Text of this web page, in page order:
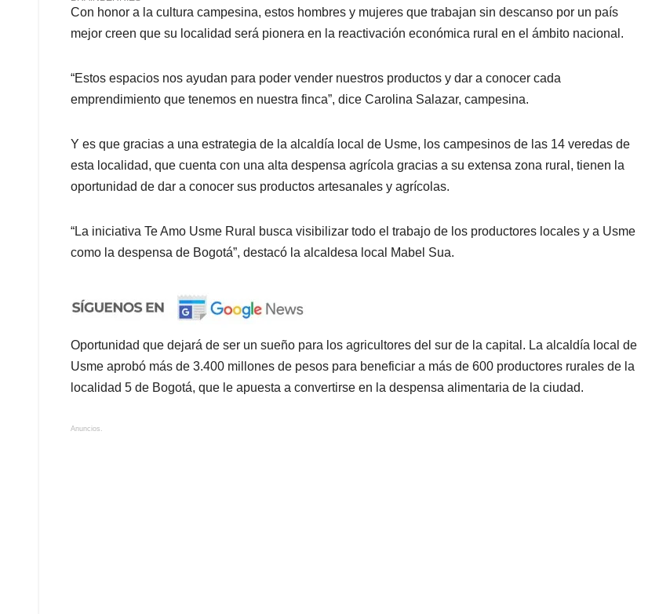
Con honor a la cultura campesina, estos hombres y mujeres que trabajan sin descanso por un país
mejor creen que su localidad será pionera en la reactivación económica rural en el ámbito nacional.
“Estos espacios nos ayudan para poder vender nuestros productos y dar a conocer cada
emprendimiento que tenemos en nuestra finca”, dice Carolina Salazar, campesina.
Y es que gracias a una estrategia de la alcaldía local de Usme, los campesinos de las 14 veredas de
esta localidad, que cuenta con una alta despensa agrícola gracias a su extensa zona rural, tienen la
oportunidad de dar a conocer sus productos artesanales y agrícolas.
“La iniciativa Te Amo Usme Rural busca visibilizar todo el trabajo de los productores locales y a Usme
como la despensa de Bogotá”, destacó la alcaldesa local Mabel Sua.
Oportunidad que dejará de ser un sueño para los agricultores del sur de la capital. La alcaldía local de
Usme aprobó más de 3.400 millones de pesos para beneficiar a más de 600 productores rurales de la
localidad 5 de Bogotá, que le apuesta a convertirse en la despensa alimentaria de la ciudad.
Anuncios.